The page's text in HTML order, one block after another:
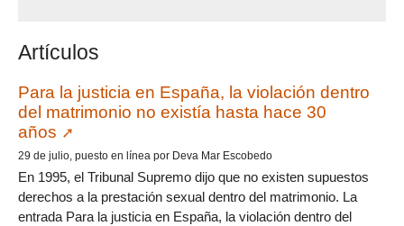
Artículos
Para la justicia en España, la violación dentro
del matrimonio no existía hasta hace 30
años
29 de julio, puesto en línea por Deva Mar Escobedo
En 1995, el Tribunal Supremo dijo que no existen supuestos
derechos a la prestación sexual dentro del matrimonio. La
entrada Para la justicia en España, la violación dentro del